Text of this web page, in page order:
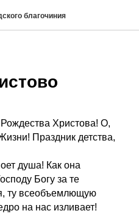
благочиния
Христова! О,
Праздник детства,
душа! Как она
Богу за те
ту всеобъемлющую
на нас изливает!